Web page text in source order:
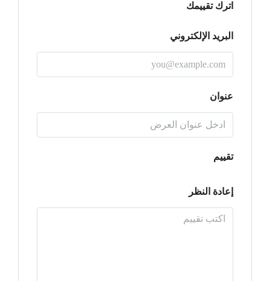
اترك تقييمك
البريد الإلكتروني
عنوان
تقييم
إعادة النظر